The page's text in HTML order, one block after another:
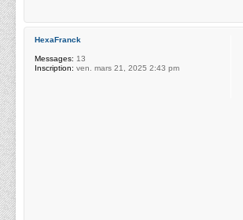
HexaFranck
Messages: 13
Inscription: ven. mars 21, 2025 2:43 pm